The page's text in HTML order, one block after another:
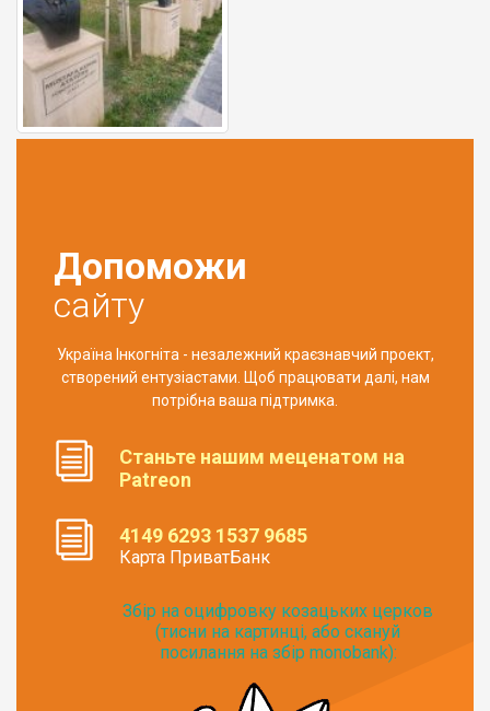
Допоможи
сайту
Україна Інкогніта - незалежний краєзнавчий проект,
створений ентузіастами. Щоб працювати далі, нам
потрібна ваша підтримка.
Станьте нашим меценатом на
Patreon
4149 6293 1537 9685
Карта ПриватБанк
Збір на оцифровку козацьких церков
(тисни на картинці, або скануй
посилання на збір monobank):